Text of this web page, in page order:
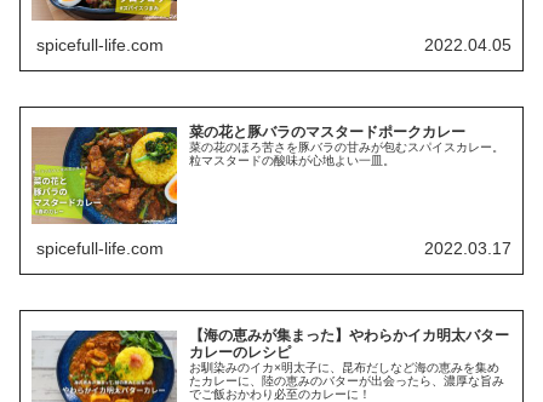
spicefull-life.com 2022.04.05
菜の花と豚バラのマスタードポークカレー
菜の花のほろ苦さを豚バラの甘みが包むスパイスカレー。
粒マスタードの酸味が心地よい一皿。
spicefull-life.com 2022.03.17
【海の恵みが集まった】やわらかイカ明太バター
カレーのレシピ
お馴染みのイカ×明太子に、昆布だしなど海の恵みを集め
たカレーに、陸の恵みのバターが出会ったら、濃厚な旨み
でご飯おかわり必至のカレーに！